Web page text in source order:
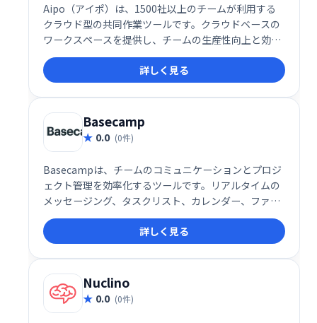
Aipo（アイポ）は、1500社以上のチームが利用する
クラウド型の共同作業ツールです。クラウドベースの
ワークスペースを提供し、チームの生産性向上と効率
的な共同作業を実現します。
詳しく見る
Basecamp
0.0 (0件)
Basecampは、チームのコミュニケーションとプロジ
ェクト管理を効率化するツールです。リアルタイムの
メッセージング、タスクリスト、カレンダー、ファイ
ル共有機能により、チームメンバーは常に状況を把握
し、スムーズに連携できます。優先順位付けや期限管
理も容易になり、生産性の向上に貢献します。
詳しく見る
Nuclino
0.0 (0件)